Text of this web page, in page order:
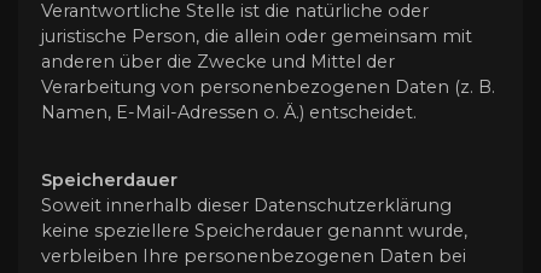
Verantwortliche Stelle ist die natürliche oder
juristische Person, die allein oder gemeinsam mit
anderen über die Zwecke und Mittel der
Verarbeitung von personenbezogenen Daten (z. B.
Namen, E-Mail-Adressen o. Ä.) entscheidet.
Speicherdauer
Soweit innerhalb dieser Datenschutzerklärung
keine speziellere Speicherdauer genannt wurde,
verbleiben Ihre personenbezogenen Daten bei